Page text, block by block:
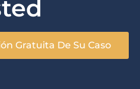
Gratuita De Su Caso